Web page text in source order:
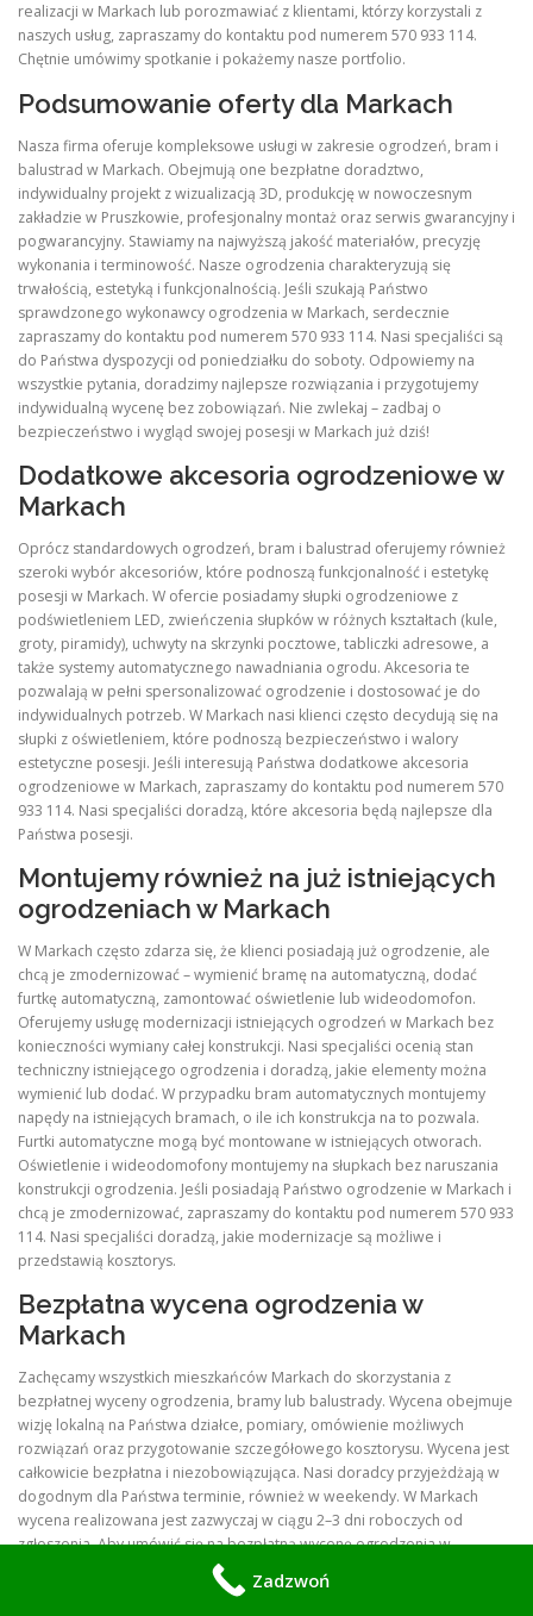
realizacji w Markach lub porozmawiać z klientami, którzy korzystali z
naszych usług, zapraszamy do kontaktu pod numerem 570 933 114.
Chętnie umówimy spotkanie i pokażemy nasze portfolio.
Podsumowanie oferty dla Markach
Nasza firma oferuje kompleksowe usługi w zakresie ogrodzeń, bram i
balustrad w Markach. Obejmują one bezpłatne doradztwo,
indywidualny projekt z wizualizacją 3D, produkcję w nowoczesnym
zakładzie w Pruszkowie, profesjonalny montaż oraz serwis gwarancyjny i
pogwarancyjny. Stawiamy na najwyższą jakość materiałów, precyzję
wykonania i terminowość. Nasze ogrodzenia charakteryzują się
trwałością, estetyką i funkcjonalnością. Jeśli szukają Państwo
sprawdzonego wykonawcy ogrodzenia w Markach, serdecznie
zapraszamy do kontaktu pod numerem 570 933 114. Nasi specjaliści są
do Państwa dyspozycji od poniedziałku do soboty. Odpowiemy na
wszystkie pytania, doradzimy najlepsze rozwiązania i przygotujemy
indywidualną wycenę bez zobowiązań. Nie zwlekaj – zadbaj o
bezpieczeństwo i wygląd swojej posesji w Markach już dziś!
Dodatkowe akcesoria ogrodzeniowe w
Markach
Oprócz standardowych ogrodzeń, bram i balustrad oferujemy również
szeroki wybór akcesoriów, które podnoszą funkcjonalność i estetykę
posesji w Markach. W ofercie posiadamy słupki ogrodzeniowe z
podświetleniem LED, zwieńczenia słupków w różnych kształtach (kule,
groty, piramidy), uchwyty na skrzynki pocztowe, tabliczki adresowe, a
także systemy automatycznego nawadniania ogrodu. Akcesoria te
pozwalają w pełni spersonalizować ogrodzenie i dostosować je do
indywidualnych potrzeb. W Markach nasi klienci często decydują się na
słupki z oświetleniem, które podnoszą bezpieczeństwo i walory
estetyczne posesji. Jeśli interesują Państwa dodatkowe akcesoria
ogrodzeniowe w Markach, zapraszamy do kontaktu pod numerem 570
933 114. Nasi specjaliści doradzą, które akcesoria będą najlepsze dla
Państwa posesji.
Montujemy również na już istniejących
ogrodzeniach w Markach
W Markach często zdarza się, że klienci posiadają już ogrodzenie, ale
chcą je zmodernizować – wymienić bramę na automatyczną, dodać
furtkę automatyczną, zamontować oświetlenie lub wideodomofon.
Oferujemy usługę modernizacji istniejących ogrodzeń w Markach bez
konieczności wymiany całej konstrukcji. Nasi specjaliści ocenią stan
techniczny istniejącego ogrodzenia i doradzą, jakie elementy można
wymienić lub dodać. W przypadku bram automatycznych montujemy
napędy na istniejących bramach, o ile ich konstrukcja na to pozwala.
Furtki automatyczne mogą być montowane w istniejących otworach.
Oświetlenie i wideodomofony montujemy na słupkach bez naruszania
konstrukcji ogrodzenia. Jeśli posiadają Państwo ogrodzenie w Markach i
chcą je zmodernizować, zapraszamy do kontaktu pod numerem 570 933
114. Nasi specjaliści doradzą, jakie modernizacje są możliwe i
przedstawią kosztorys.
Bezpłatna wycena ogrodzenia w
Markach
Zachęcamy wszystkich mieszkańców Markach do skorzystania z
bezpłatnej wyceny ogrodzenia, bramy lub balustrady. Wycena obejmuje
wizję lokalną na Państwa działce, pomiary, omówienie możliwych
rozwiązań oraz przygotowanie szczegółowego kosztorysu. Wycena jest
całkowicie bezpłatna i niezobowiązująca. Nasi doradcy przyjeżdżają w
dogodnym dla Państwa terminie, również w weekendy. W Markach
wycena realizowana jest zazwyczaj w ciągu 2–3 dni roboczych od
zgłoszenia. Aby umówić się na bezpłatną wycenę ogrodzenia w
Markach, wystarczy zadzwonić pod numer 570 933 114. Nasi specjaliści
chętnie odpowiedzą na pytania i umówią dogodny termin wizyty.
Zadzwoń